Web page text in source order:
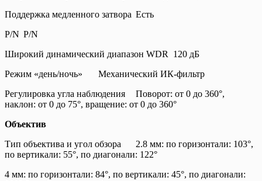
Поддержка медленного затвора Есть
P/N P/N
Широкий динамический диапазон WDR
120 дБ
Режим «день/ночь»
Механический ИК-фильтр
Регулировка угла наблюдения
Поворот: от 0 до 360°,
наклон: от 0 до 75°, вращение: от 0 до 360°
Объектив
Тип объектива и угол обзора
2.8 мм: по горизонтали: 103°,
по вертикали: 55°, по диагонали: 122°
4 мм: по горизонтали: 84°, по вертикали: 45°, по диагонали: